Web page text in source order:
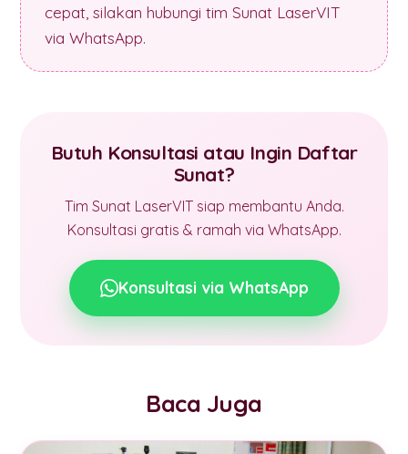
cepat, silakan hubungi tim Sunat LaserVIT
via WhatsApp.
Butuh Konsultasi atau Ingin Daftar
Sunat?
Tim Sunat LaserVIT siap membantu Anda.
Konsultasi gratis & ramah via WhatsApp.
Konsultasi via WhatsApp
Baca Juga